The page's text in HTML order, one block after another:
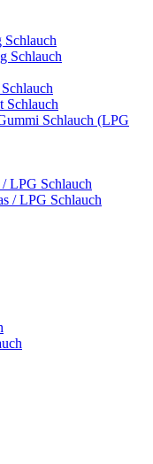
Schlauch
Schlauch
Schlauch
Schlauch (LPG
LPG Schlauch
/ LPG Schlauch